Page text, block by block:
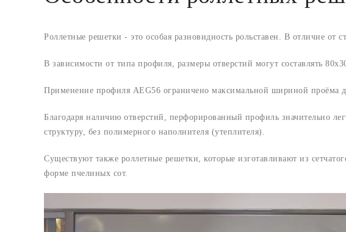
Роллетные решетки - это особая разновидность рольставен. В отличие от
В зависимости от типа профиля, размеры отверстий могут составлять
Применение профиля AEG56 ограничено максимальной шириной проёма
Благодаря наличию отверстий, перфорированный профиль значительно
структуру, без полимерного наполнителя (утеплителя).
Существуют также роллетные решетки, которые изготавливают из
форме пчелиных сот.